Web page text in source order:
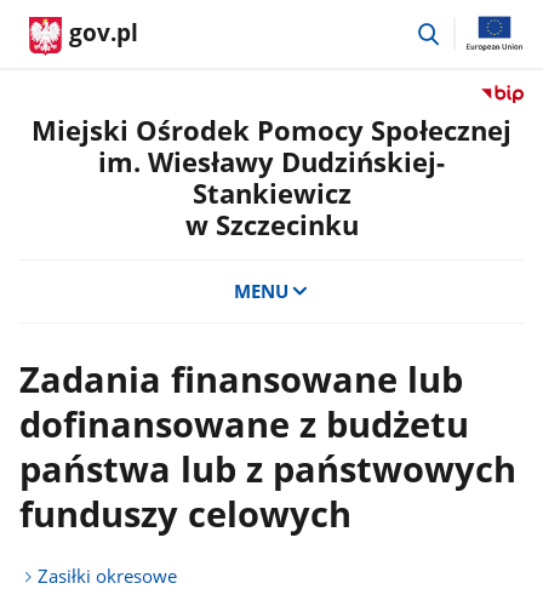
gov.pl
przejdź
Przejdź
do
Miejski Ośrodek Pomocy Społecznej
im. Wiesławy Dudzińskiej-
Stankiewicz
w Szczecinku
MENU
Zadania finansowane lub
dofinansowane z budżetu
państwa lub z państwowych
funduszy celowych
Zasiłki okresowe